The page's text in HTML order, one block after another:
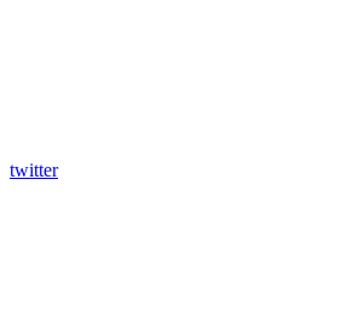
twitter